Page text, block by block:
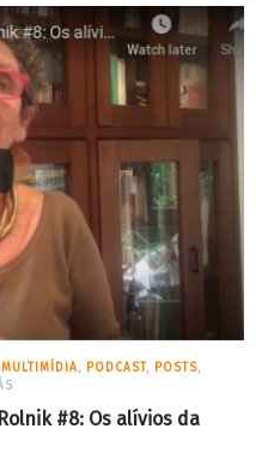
MULTIMÍDIA, PODCAST, POSTS,
#8: Os alívios da